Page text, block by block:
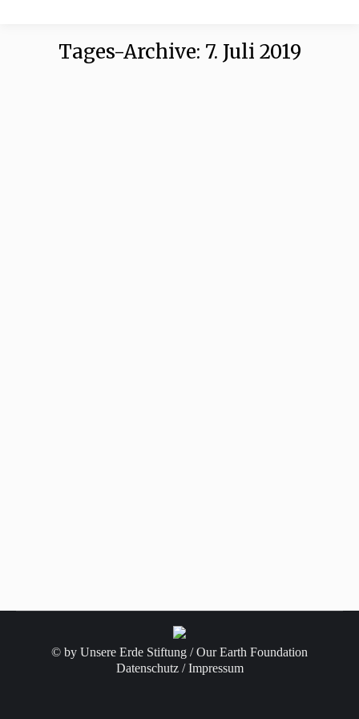
Tages-Archive: 7. Juli 2019
© by Unsere Erde Stiftung / Our Earth Foundation
Datenschutz / Impressum